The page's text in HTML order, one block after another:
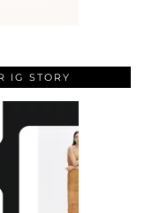
IG STORY